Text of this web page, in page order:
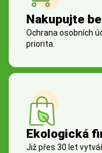
Nakupujte
Ochrana osobních
priorita.
Ekologická
Již přes 30 let